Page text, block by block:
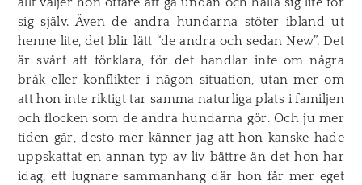
sig själv. Även de andra hundarna stöter ibland ut
henne lite, det blir lätt “de andra och sedan New”. Det
är svårt att förklara, för det handlar inte om några
bråk eller konflikter i någon situation, utan mer om
att hon inte riktigt tar samma naturliga plats i familjen
och flocken som de andra hundarna gör. Och ju mer
tiden går, desto mer känner jag att hon kanske hade
uppskattat en annan typ av liv bättre än det hon har
idag, ett lugnare sammanhang där hon får mer eget